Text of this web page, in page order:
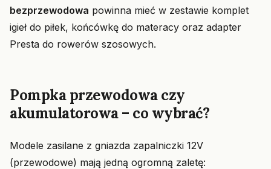
bezprzewodowa powinna mieć w zestawie komplet
igieł do piłek, końcówkę do materacy oraz adapter
Presta do rowerów szosowych.
Pompka przewodowa czy
akumulatorowa – co wybrać?
Modele zasilane z gniazda zapalniczki 12V
(przewodowe) mają jedną ogromną zaletę: